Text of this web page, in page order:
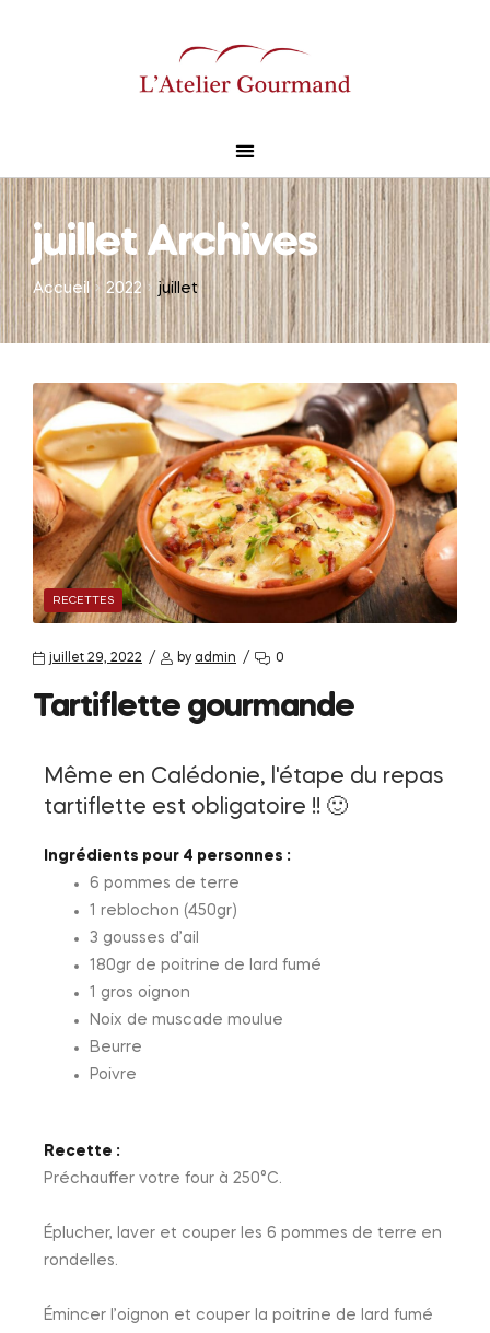
juillet Archives
Accueil 2022 juillet
RECETTES
juillet 29, 2022 by admin 0
Tartiflette gourmande
Même en Calédonie, l'étape du repas
tartiflette est obligatoire !! 🙂
Ingrédients pour 4 personnes :
6 pommes de terre
1 reblochon (450gr)
3 gousses d’ail
180gr de poitrine de lard fumé
1 gros oignon
Noix de muscade moulue
Beurre
Poivre
Recette :
Préchauffer votre four à 250°C.
Éplucher, laver et couper les 6 pommes de terre en
rondelles.
Émincer l’oignon et couper la poitrine de lard fumé